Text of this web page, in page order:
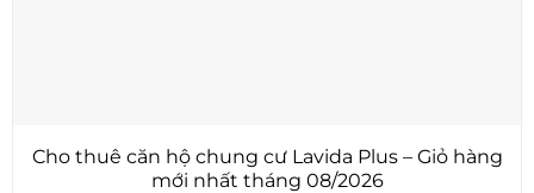
Cho thuê căn hộ chung cư Lavida Plus – Giỏ hàng
mới nhất tháng 08/2026